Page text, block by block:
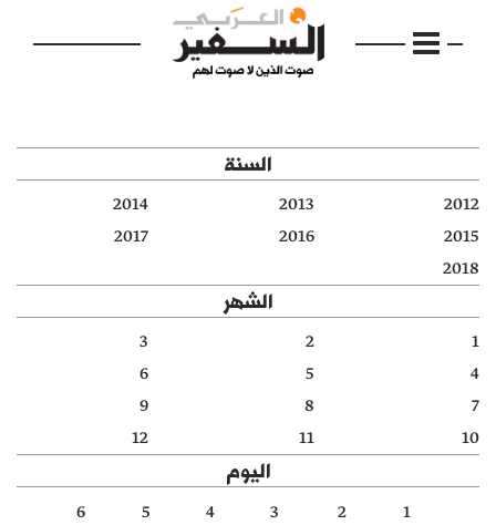
الرئيسية
مواضيع
دفاتر
السنة
2012
2013
2014
2015
2016
2017
2018
الشهر
1
2
3
4
5
6
7
8
9
10
11
12
اليوم
1
2
3
4
5
6